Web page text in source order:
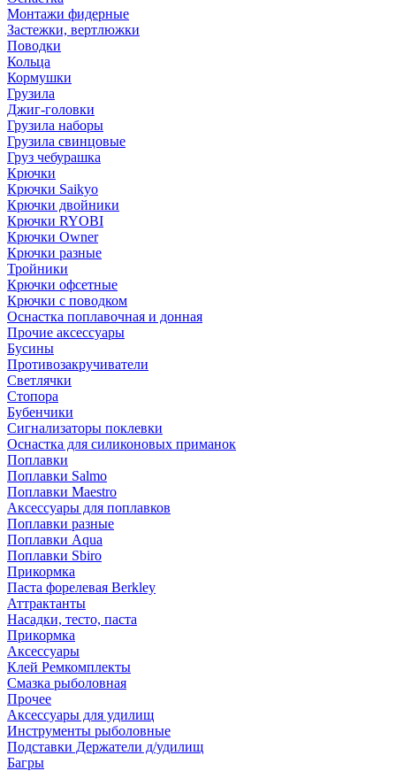
Монтажи фидерные
Застежки, вертлюжки
Поводки
Кольца
Кормушки
Грузила
Джиг-головки
Грузила наборы
Грузила свинцовые
Груз чебурашка
Крючки
Крючки Saikyo
Крючки двойники
Крючки RYOBI
Крючки Owner
Крючки разные
Тройники
Крючки офсетные
Крючки с поводком
Оснастка поплавочная и донная
Прочие аксессуары
Бусины
Противозакручиватели
Светлячки
Стопора
Бубенчики
Сигнализаторы поклевки
Оснастка для силиконовых приманок
Поплавки
Поплавки Salmo
Поплавки Maestro
Аксессуары для поплавков
Поплавки разные
Поплавки Aqua
Поплавки Sbiro
Прикормка
Паста форелевая Berkley
Аттрактанты
Насадки, тесто, паста
Прикормка
Аксессуары
Клей Ремкомплекты
Смазка рыболовная
Прочее
Аксессуары для удилищ
Инструменты рыболовные
Подставки Держатели д/удилищ
Багры